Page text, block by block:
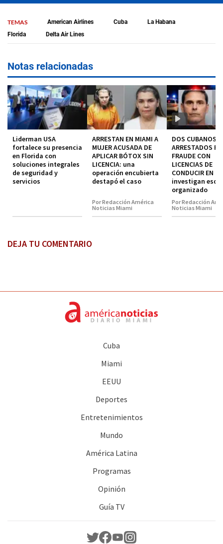
TEMAS American Airlines Cuba
La Habana
Florida
Delta Air Lines
Notas relacionadas
Liderman USA
fortalece su presencia
en Florida con
soluciones integrales
de seguridad y
servicios
ARRESTAN EN MIAMI A
MUJER ACUSADA DE
APLICAR BÓTOX SIN
LICENCIA: una
operación encubierta
destapó el caso
Por Redacción América
Noticias Miami
DOS CUBANOS
ARRESTADOS
FRAUDE CON
LICENCIAS DE
CONDUCIR EN
investigan
organizado
Por Redacción
Noticias Miami
DEJA TU COMENTARIO
Cuba
Miami
EEUU
Deportes
Entretenimientos
Mundo
América Latina
Programas
Opinión
Guía TV